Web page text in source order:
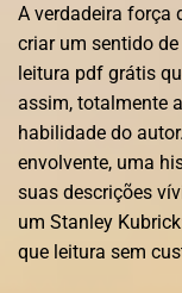
A verdadeira força
criar um sentido
leitura pdf grátis
assim, totalmente
habilidade do
envolvente, uma
suas descrições
um Stanley
que leitura sem